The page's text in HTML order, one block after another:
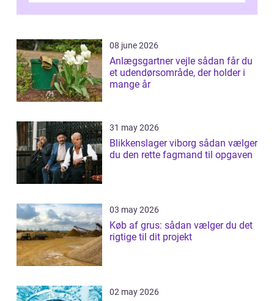
08 june 2026
Anlægsgartner vejle sådan får du
et udendørsområde, der holder i
mange år
31 may 2026
Blikkenslager viborg sådan vælger
du den rette fagmand til opgaven
03 may 2026
Køb af grus: sådan vælger du det
rigtige til dit projekt
02 may 2026